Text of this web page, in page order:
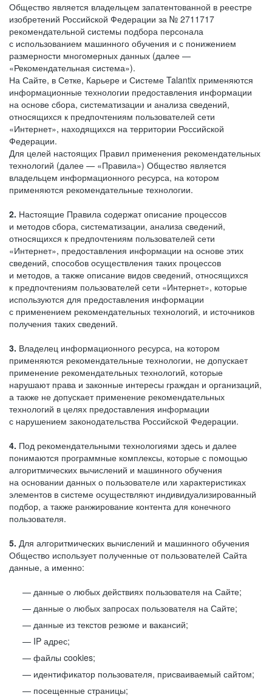
Общество является владельцем запатентованной в реестре
изобретений Российской Федерации за № 2711717
рекомендательной системы подбора персонала
с использованием машинного обучения и с понижением
размерности многомерных данных (далее —
«Рекомендательная система»).
На Сайте, в Сетке, Карьере и Системе Talantix применяются
информационные технологии предоставления информации
на основе сбора, систематизации и анализа сведений,
относящихся к предпочтениям пользователей сети
«Интернет», находящихся на территории Российской
Федерации.
Для целей настоящих Правил применения рекомендательных
технологий (далее — «Правила») Общество является
владельцем информационного ресурса, на котором
применяются рекомендательные технологии.
2. Настоящие Правила содержат описание процессов
и методов сбора, систематизации, анализа сведений,
относящихся к предпочтениям пользователей сети
«Интернет», предоставления информации на основе этих
сведений, способов осуществления таких процессов
и методов, а также описание видов сведений, относящихся
к предпочтениям пользователей сети «Интернет», которые
используются для предоставления информации
с применением рекомендательных технологий, и источников
получения таких сведений.
3. Владелец информационного ресурса, на котором
применяются рекомендательные технологии, не допускает
применение рекомендательных технологий, которые
нарушают права и законные интересы граждан и организаций,
а также не допускает применение рекомендательных
технологий в целях предоставления информации
с нарушением законодательства Российской Федерации.
4. Под рекомендательными технологиями здесь и далее
понимаются программные комплексы, которые с помощью
алгоритмических вычислений и машинного обучения
на основании данных о пользователе или характеристиках
элементов в системе осуществляют индивидуализированный
подбор, а также ранжирование контента для конечного
пользователя.
5. Для алгоритмических вычислений и машинного обучения
Общество использует полученные от пользователей Сайта
данные, а именно:
данные о любых действиях пользователя на Сайте;
данные о любых запросах пользователя на Сайте;
данные из текстов резюме и вакансий;
IP адрес;
файлы cookies;
идентификатор пользователя, присваиваемый сайтом;
посещенные страницы;